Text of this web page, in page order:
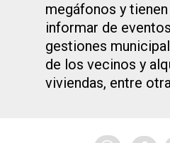
megáfonos y
informar de
gestiones
de los vecinos y
viviendas, entre